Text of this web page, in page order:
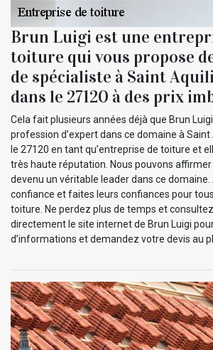
Brun Luigi est une
toiture qui vous propose
de spécialiste à Saint
dans le 27120 à des prix
Cela fait plusieurs années déjà que Brun
profession d’expert dans ce domaine à Saint
le 27120 en tant qu’entreprise de toiture et
très haute réputation. Nous pouvons
devenu un véritable leader dans ce domaine.
confiance et faites leurs confiances pour
toiture. Ne perdez plus de temps et
directement le site internet de Brun Luigi
d’informations et demandez votre devis au